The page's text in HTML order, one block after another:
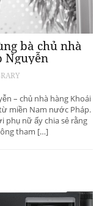
bà chủ nhà
Nguyễn
– chủ nhà hàng Khoái
miền Nam nước Pháp.
phụ nữ ấy chia sẻ rằng
tham […]